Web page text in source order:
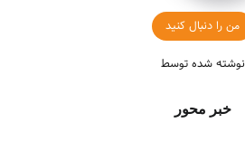
من را دنبال کنید
نوشته شده توسط
خبر محور